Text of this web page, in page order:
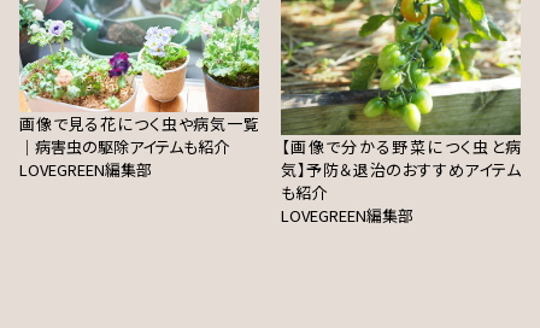
画像で見る花につく虫や病気一覧
｜病害虫の駆除アイテムも紹介
LOVEGREEN編集部
【画像で分かる野菜につく虫と病
気】予防＆退治のおすすめアイテム
も紹介
LOVEGREEN編集部